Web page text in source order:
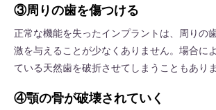
③周りの歯を傷つける
正常な機能を失ったインプラントは、周りの
激を与えることが少なくありません。場合に
ている天然歯を破折させてしまうこともありま
④顎の骨が破壊されていく